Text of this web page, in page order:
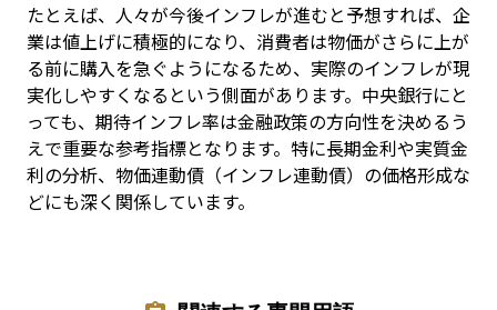
たとえば、人々が今後インフレが進むと予想すれば、企
業は値上げに積極的になり、消費者は物価がさらに上が
る前に購入を急ぐようになるため、実際のインフレが現
実化しやすくなるという側面があります。中央銀行にと
っても、期待インフレ率は金融政策の方向性を決めるう
えで重要な参考指標となります。特に長期金利や実質金
利の分析、物価連動債（インフレ連動債）の価格形成な
どにも深く関係しています。